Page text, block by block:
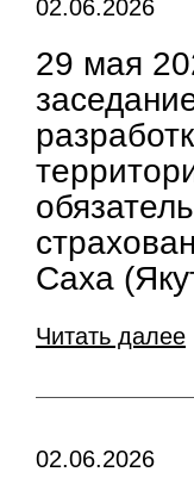
02.06.2026
29 мая
Саха
Читать далее
02.06.2026